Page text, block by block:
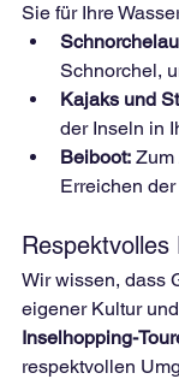
Sie für Ihre
Schnorchel,
Kajaks und
der Inseln in
Beiboot: Zum
Erreichen
Respektvolles
Wir wissen, dass
eigener Kultur
Inselhopping-
respektvollen